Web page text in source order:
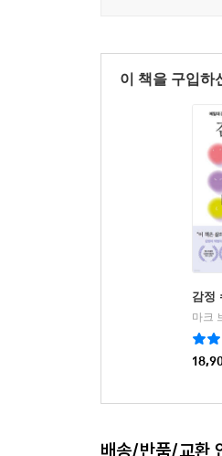
이 책을 구입하
감정
마크
배송/반품/교환